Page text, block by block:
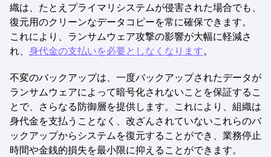
織は、たとえプライマリシステムが侵害された場合でも、
復元用のクリーンなデータコピーを常に確保できます。
これにより、ランサムウェア攻撃の影響が大幅に軽減さ
れ、 身代金の支払いを必要としなくなります。
不変のバックアップは、一度バックアップされたデータが
ランサムウェアによって暗号化されないことを保証するこ
とで、さらなる防御層を提供します。これにより、組織は
身代金を支払うことなく、改ざんされていないこれらのバ
ックアップからシステムを復元することができ、業務停止
時間や金銭的損失を最小限に抑えることができます。